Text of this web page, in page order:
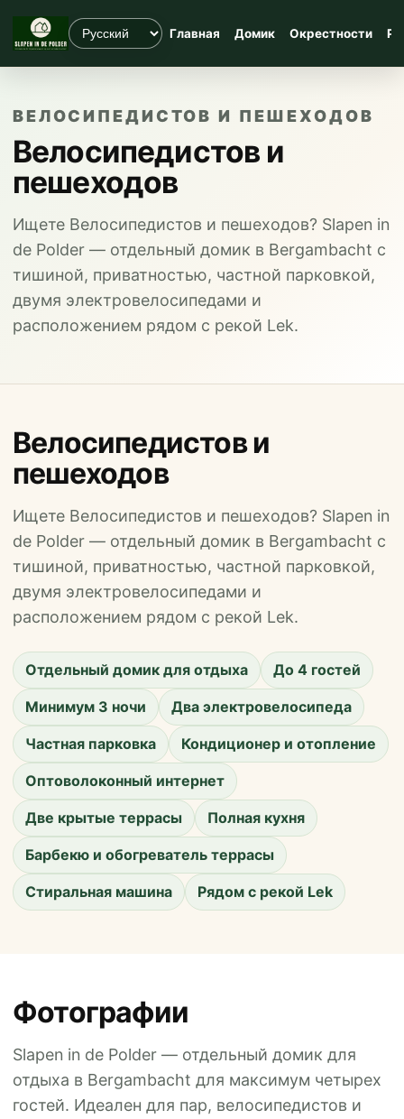
Главная Домик Окрестности
ВЕЛОСИПЕДИСТОВ И ПЕШЕХОДОВ
Велосипедистов и
пешеходов
Ищете Велосипедистов и пешеходов? Slapen in
de Polder — отдельный домик в Bergambacht с
тишиной, приватностью, частной парковкой,
двумя электровелосипедами и
расположением рядом с рекой Lek.
Велосипедистов и
пешеходов
Ищете Велосипедистов и пешеходов? Slapen in
de Polder — отдельный домик в Bergambacht с
тишиной, приватностью, частной парковкой,
двумя электровелосипедами и
расположением рядом с рекой Lek.
Отдельный домик для отдыха До 4 гостей
Минимум 3 ночи Два электровелосипеда
Частная парковка Кондиционер и отопление
Оптоволоконный интернет
Две крытые террасы Полная кухня
Барбекю и обогреватель террасы
Стиральная машина Рядом с рекой Lek
Фотографии
Slapen in de Polder — отдельный домик для
отдыха в Bergambacht для максимум четырех
гостей. Идеален для пар, велосипедистов и